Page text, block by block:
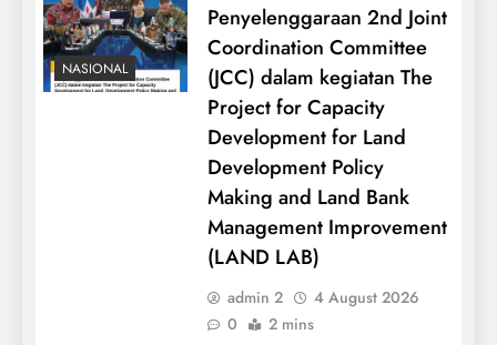
NASIONAL
Penyelenggaraan 2nd Joint
Coordination Committee
(JCC) dalam kegiatan The
Project for Capacity
Development for Land
Development Policy
Making and Land Bank
Management Improvement
(LAND LAB)
admin 2
4 August 2026
0
2 mins